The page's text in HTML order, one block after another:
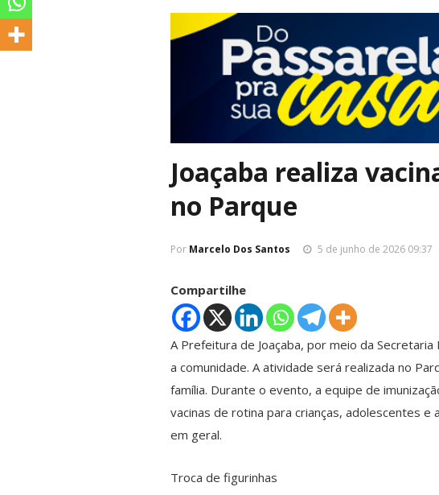
Joaçaba realiza
no Parque
Por Marcelo Dos Santos 5 de junho de 2026 09:37
Compartilhe
A Prefeitura de Joaçaba, por meio da
a comunidade. A atividade será realizada no
família. Durante o evento, a equipe de
vacinas de rotina para crianças, adolescentes
em geral.
Troca de figurinhas